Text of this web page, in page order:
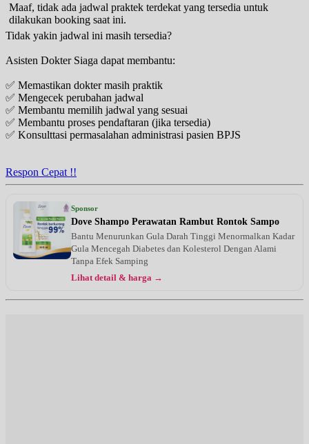
Maaf, tidak ada jadwal praktek terdekat yang tersedia untuk
dilakukan booking saat ini.
Tidak yakin jadwal ini masih tersedia?
Asisten Dokter Siaga dapat membantu:
✅ Memastikan dokter masih praktik
✅ Mengecek perubahan jadwal
✅ Membantu memilih jadwal yang sesuai
✅ Membantu proses pendaftaran (jika tersedia)
✅ Konsulttasi permasalahan administrasi pasien BPJS
Respon Cepat !!
Sponsor
Dove Shampo Perawatan Rambut Rontok Sampo
Bantu Menurunkan Gula Darah Tinggi Menormalkan Kadar
Gula Mencegah Diabetes dan Kolesterol Dengan Alami
Tanpa Efek Samping
Lihat detail & harga →